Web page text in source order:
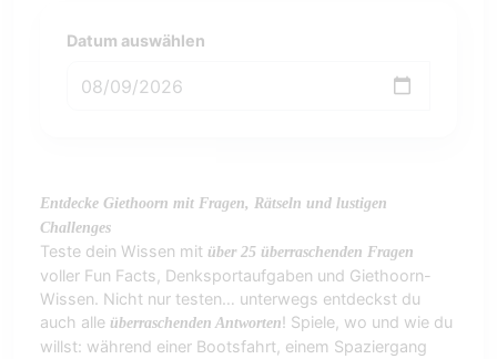
Datum auswählen
Entdecke Giethoorn mit Fragen, Rätseln und lustigen
Challenges
Teste dein Wissen mit über 25 überraschenden Fragen
voller Fun Facts, Denksportaufgaben und Giethoorn-
Wissen. Nicht nur testen… unterwegs entdeckst du
auch alle überraschenden Antworten! Spiele, wo und wie du
willst: während einer Bootsfahrt, einem Spaziergang